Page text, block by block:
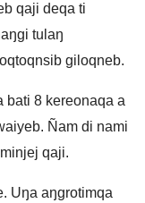
qaji deqa ti
tulaŋ
giloqneb.
bati 8 kereonaqa a
Ñam di nami
qaji.
Uŋa aŋgrotimqa